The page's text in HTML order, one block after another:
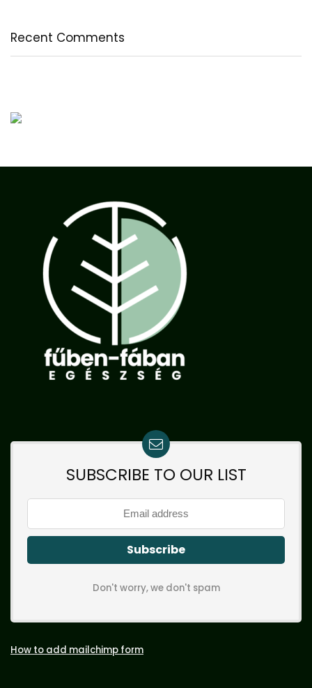
Recent Comments
SUBSCRIBE TO OUR LIST
Don't worry, we don't spam
How to add mailchimp form